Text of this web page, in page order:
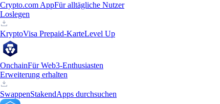
Crypto.com AppFür alltägliche Nutzer
Loslegen
KryptoVisa Prepaid-KarteLevel Up
OnchainFür Web3-Enthusiasten
Erweiterung erhalten
SwappenStakendApps durchsuchen